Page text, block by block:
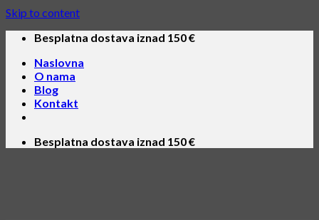
Skip to content
Besplatna dostava iznad 150 €
Naslovna
O nama
Blog
Kontakt
Besplatna dostava iznad 150 €